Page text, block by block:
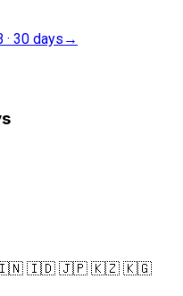
· 30 days →
🇮🇩 🇯🇵 🇰🇿 🇰🇬